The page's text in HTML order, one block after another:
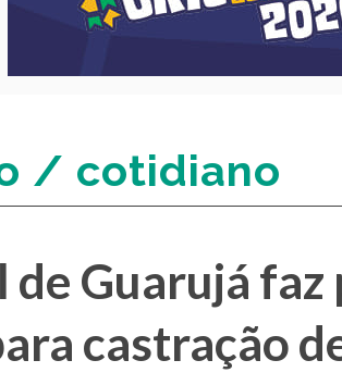
/ cotidiano
de Guarujá
castração